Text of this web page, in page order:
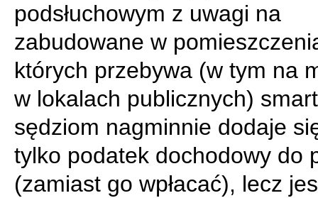
podsłuchowym z uwagi na
zabudowane w
których przebywa (w tym na
w lokalach publicznych)
sędziom nagminnie dodaje
tylko podatek dochodowy do
(zamiast go wpłacać), lecz